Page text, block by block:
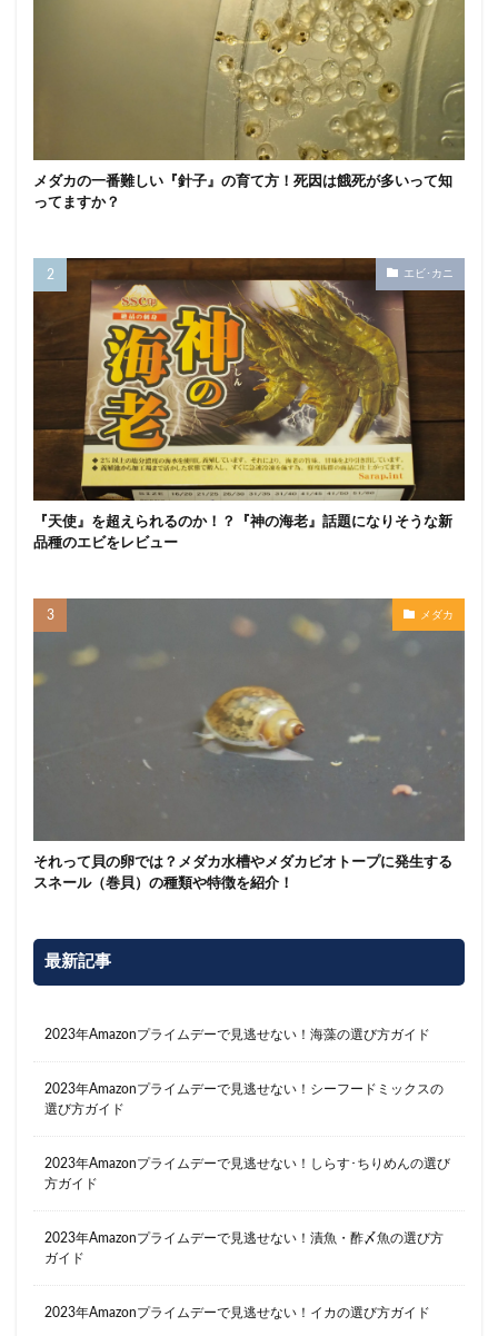
メダカの一番難しい『針子』の育て方！死因は餓死が多いって知
ってますか？
エビ･カニ
『天使』を超えられるのか！？『神の海老』話題になりそうな新
品種のエビをレビュー
メダカ
それって貝の卵では？メダカ水槽やメダカビオトープに発生する
スネール（巻貝）の種類や特徴を紹介！
最新記事
2023年Amazonプライムデーで見逃せない！海藻の選び方ガイド
2023年Amazonプライムデーで見逃せない！シーフードミックスの
選び方ガイド
2023年Amazonプライムデーで見逃せない！しらす･ちりめんの選び
方ガイド
2023年Amazonプライムデーで見逃せない！漬魚・酢〆魚の選び方
ガイド
2023年Amazonプライムデーで見逃せない！イカの選び方ガイド